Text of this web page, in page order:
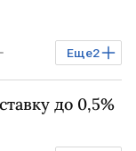
Еще2
до 0,5%